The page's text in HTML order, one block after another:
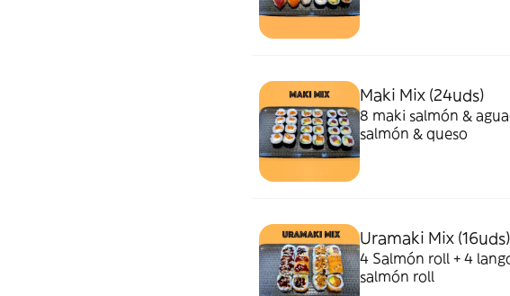
Maki Mix (24uds)
8 maki salmón &
salmón & queso
Uramaki Mix (16uds)
4 Salmón roll + 4
salmón roll